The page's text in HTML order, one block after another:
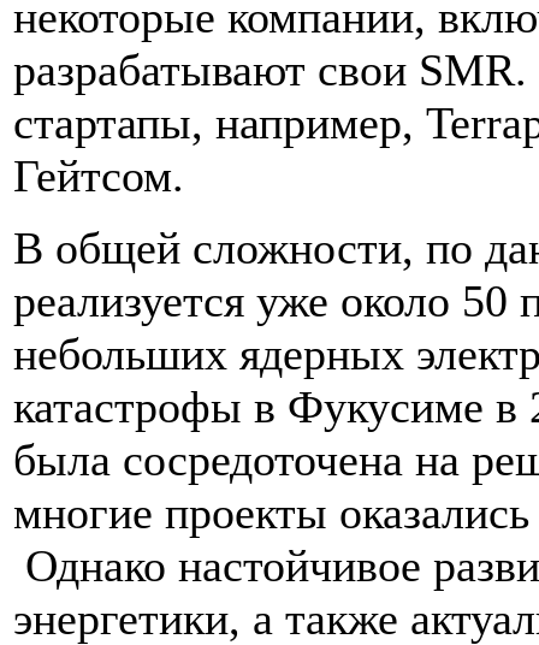
некоторые компании,
разрабатывают свои
стартапы, например,
Гейтсом.
В общей сложности, по
реализуется уже около 50
небольших ядерных
катастрофы в Фукусиме в
была сосредоточена на
многие проекты
Однако настойчивое
энергетики, а также